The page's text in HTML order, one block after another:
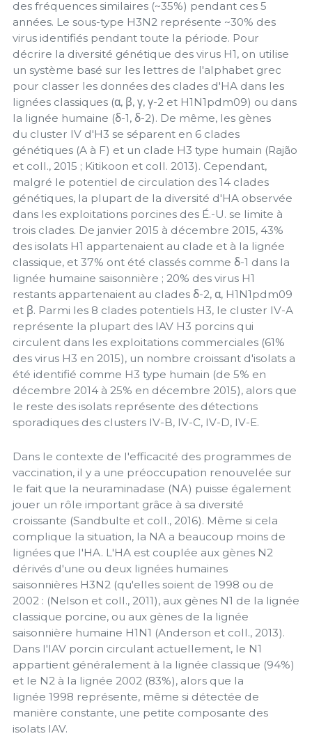
des fréquences similaires (~35%) pendant ces 5
années. Le sous-type H3N2 représente ~30% des
virus identifiés pendant toute la période. Pour
décrire la diversité génétique des virus H1, on utilise
un système basé sur les lettres de l'alphabet grec
pour classer les données des clades d'HA dans les
lignées classiques (α, β, γ, γ-2 et H1N1pdm09) ou dans
la lignée humaine (δ-1, δ-2). De même, les gènes
du cluster IV d'H3 se séparent en 6 clades
génétiques (A à F) et un clade H3 type humain (Rajão
et coll., 2015 ; Kitikoon et coll. 2013). Cependant,
malgré le potentiel de circulation des 14 clades
génétiques, la plupart de la diversité d'HA observée
dans les exploitations porcines des É.-U. se limite à
trois clades. De janvier 2015 à décembre 2015, 43%
des isolats H1 appartenaient au clade et à la lignée
classique, et 37% ont été classés comme δ-1 dans la
lignée humaine saisonnière ; 20% des virus H1
restants appartenaient au clades δ-2, α, H1N1pdm09
et β. Parmi les 8 clades potentiels H3, le cluster IV-A
représente la plupart des IAV H3 porcins qui
circulent dans les exploitations commerciales (61%
des virus H3 en 2015), un nombre croissant d'isolats a
été identifié comme H3 type humain (de 5% en
décembre 2014 à 25% en décembre 2015), alors que
le reste des isolats représente des détections
sporadiques des clusters IV-B, IV-C, IV-D, IV-E.
Dans le contexte de l'efficacité des programmes de
vaccination, il y a une préoccupation renouvelée sur
le fait que la neuraminadase (NA) puisse également
jouer un rôle important grâce à sa diversité
croissante (Sandbulte et coll., 2016). Même si cela
complique la situation, la NA a beaucoup moins de
lignées que l'HA. L'HA est couplée aux gènes N2
dérivés d'une ou deux lignées humaines
saisonnières H3N2 (qu'elles soient de 1998 ou de
2002 : (Nelson et coll., 2011), aux gènes N1 de la lignée
classique porcine, ou aux gènes de la lignée
saisonnière humaine H1N1 (Anderson et coll., 2013).
Dans l'IAV porcin circulant actuellement, le N1
appartient généralement à la lignée classique (94%)
et le N2 à la lignée 2002 (83%), alors que la
lignée 1998 représente, même si détectée de
manière constante, une petite composante des
isolats IAV.